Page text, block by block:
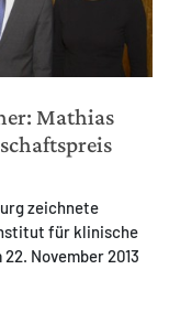
Mathias
zeichnete
für klinische
November 2013